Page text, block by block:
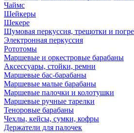
Чаймс
Шейкеры
Шекере
Шумовая перкуссия, трещотки и
Электронная перкуссия
Рототомы
Маршевые и оркестровые барабаны
Аксессуары, стойки, ремни
Маршевые бас-барабаны
Маршевые малые барабаны
Маршевые палочки и колотушки
Маршевые ручные тарелки
Теноровые барабаны
Чехлы, кейсы, сумки, кофры
Держатели для палочек